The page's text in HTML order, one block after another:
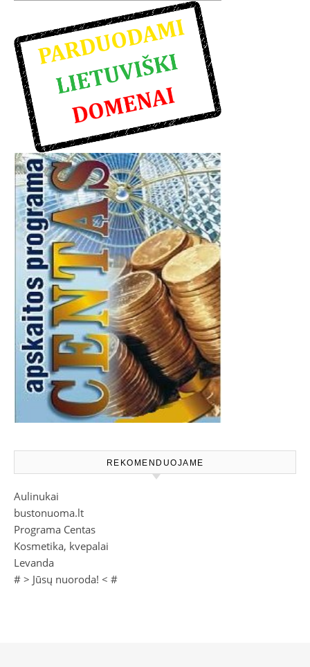
REKOMENDUOJAME
Aulinukai
bustonuoma.lt
Programa Centas
Kosmetika, kvepalai
Levanda
# > Jūsų nuoroda! < #